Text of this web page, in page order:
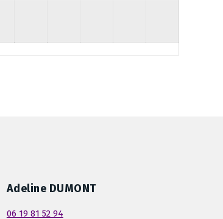
Adeline DUMONT
06 19 81 52 94